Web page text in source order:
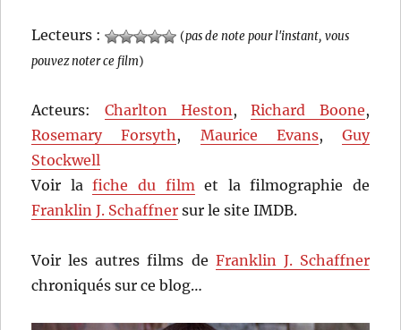
Lecteurs : (pas de note pour l'instant, vous
pouvez noter ce film)
Acteurs: Charlton Heston,Richard Boone,
Rosemary Forsyth, Maurice Evans, Guy
Stockwell
Voir lafiche du filmet la filmographie de
Franklin J. Schaffner sur le site IMDB.
Voir les autres films de Franklin J. Schaffner
chroniqués sur ce blog…